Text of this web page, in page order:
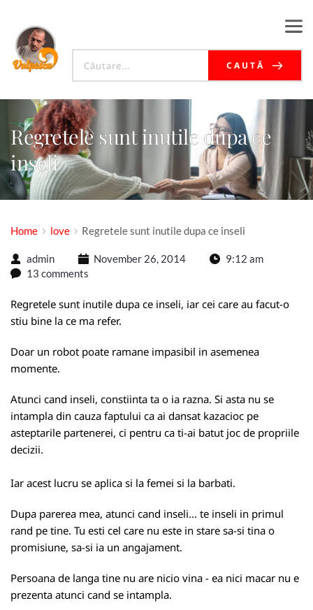
CAUTĂ
Regretele sunt inutile dupa ce
inseli
Home love Regretele sunt inutile dupa ce inseli
admin November 26, 2014
9:12 am
13 comments
Regretele sunt inutile dupa ce inseli, iar cei care au facut-o
stiu bine la ce ma refer.
Doar un robot poate ramane impasibil in asemenea
momente.
Atunci cand inseli, constiinta ta o ia razna. Si asta nu se
intampla din cauza faptului ca ai dansat kazacioc pe
asteptarile partenerei, ci pentru ca ti-ai batut joc de propriile
decizii.
Iar acest lucru se aplica si la femei si la barbati.
Dupa parerea mea, atunci cand inseli... te inseli in primul
rand pe tine. Tu esti cel care nu este in stare sa-si tina o
promisiune, sa-si ia un angajament.
Persoana de langa tine nu are nicio vina - ea nici macar nu e
prezenta atunci cand se intampla.